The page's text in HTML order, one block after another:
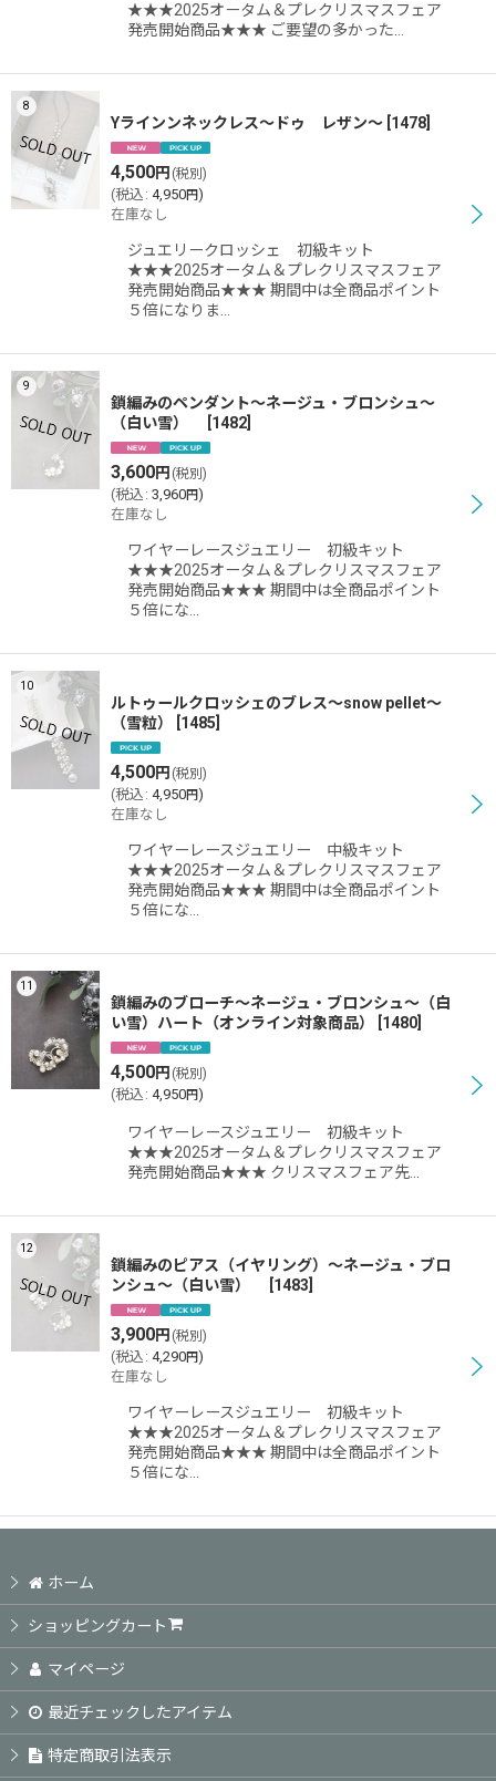
★★★2025オータム＆プレクリスマスフェア
発売開始商品★★★ ご要望の多かった…
8
Yラインンネックレス〜ドゥ レザン〜 1478
4,500円 (税別)
(税込 : 4,950円)
在庫なし
ジュエリークロッシェ 初級キット
★★★2025オータム＆プレクリスマスフェア
発売開始商品★★★ 期間中は全商品ポイント
５倍になりま…
9
鎖編みのペンダント〜ネージュ・ブロンシュ〜
（白い雪）
1482
3,600円 (税別)
(税込 : 3,960円)
在庫なし
ワイヤーレースジュエリー 初級キット
★★★2025オータム＆プレクリスマスフェア
発売開始商品★★★ 期間中は全商品ポイント
５倍にな…
10
ルトゥールクロッシェのブレス〜snow pellet〜
（雪粒）
1485
4,500円 (税別)
(税込 : 4,950円)
在庫なし
ワイヤーレースジュエリー 中級キット
★★★2025オータム＆プレクリスマスフェア
発売開始商品★★★ 期間中は全商品ポイント
５倍にな…
11
鎖編みのブローチ〜ネージュ・ブロンシュ〜（白
い雪）ハート（オンライン対象商品）
1480
4,500円 (税別)
(税込 : 4,950円)
ワイヤーレースジュエリー 初級キット
★★★2025オータム＆プレクリスマスフェア
発売開始商品★★★ クリスマスフェア先…
12
鎖編みのピアス（イヤリング）〜ネージュ・ブロ
ンシュ〜（白い雪）
1483
3,900円 (税別)
(税込 : 4,290円)
在庫なし
ワイヤーレースジュエリー 初級キット
★★★2025オータム＆プレクリスマスフェア
発売開始商品★★★ 期間中は全商品ポイント
５倍にな…
ホーム
ショッピングカート
マイページ
最近チェックしたアイテム
特定商取引法表示